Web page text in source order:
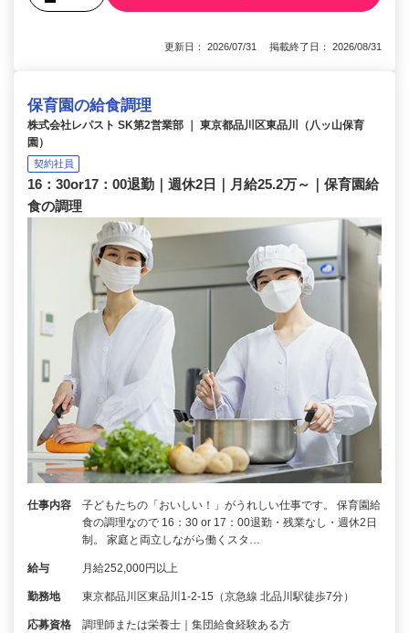
更新日： 2026/07/31 掲載終了日： 2026/08/31
保育園の給食調理
株式会社レパスト SK第2営業部 ｜ 東京都品川区東品川（八ッ山保育
園）
契約社員
16：30or17：00退勤｜週休2日｜月給25.2万～｜保育園給
食の調理
仕事内容
子どもたちの「おいしい！」がうれしい仕事です。 保育園給
食の調理なので 16：30 or 17：00退勤・残業なし・週休2日
制。 家庭と両立しながら働くスタ…
給与 月給252,000円以上
勤務地 東京都品川区東品川1-2-15（京急線 北品川駅徒歩7分）
応募資格 調理師または栄養士｜集団給食経験ある方